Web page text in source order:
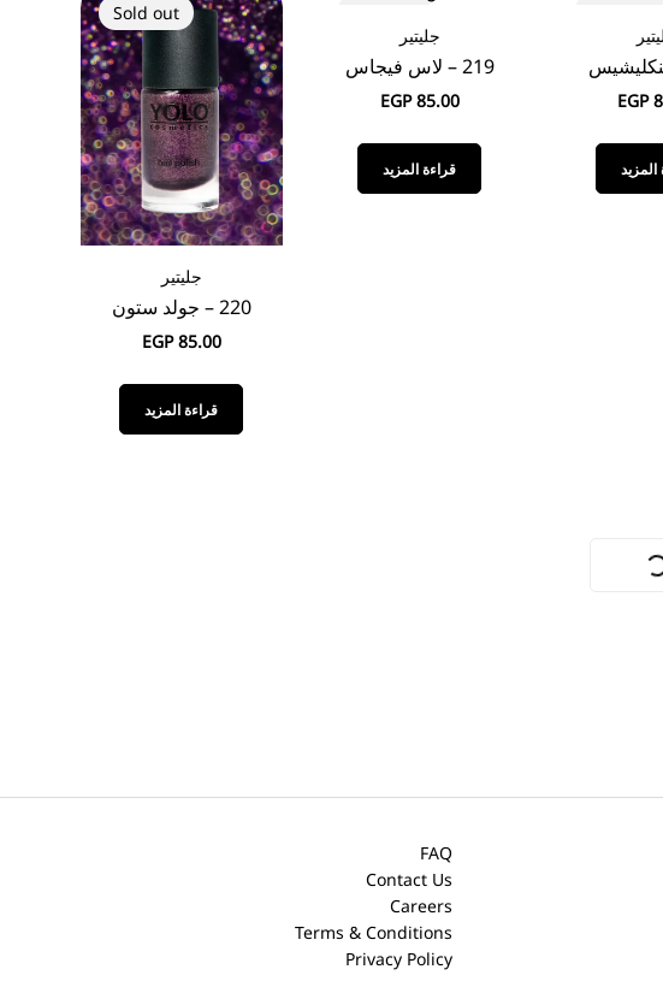
EGP
المزيد
جليتير
219 – لاس فيجاس
EGP85.00
قراءة المزيد
Sold out
جليتير
220 – جولد ستون
EGP85.00
قراءة المزيد
FAQ
Contact Us
Careers
Terms & Conditions
Privacy Policy